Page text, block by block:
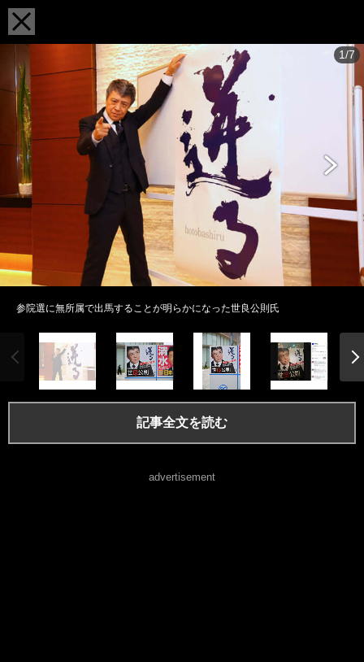
1/7
参院選に無所属で出馬することが明らかになった世良公則氏
記事全文を読む
advertisement